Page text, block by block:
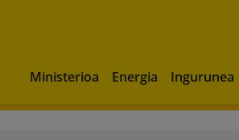
Ministerioa Energia Ingurunea